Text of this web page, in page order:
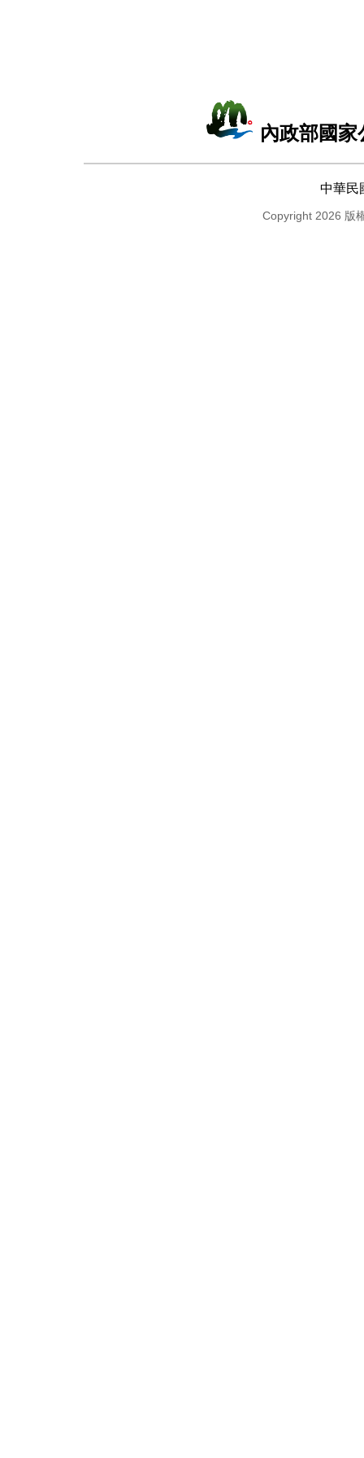
內政部國
中華民
Copyright 2026 版